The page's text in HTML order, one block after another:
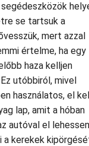
se tartsuk a
mert azzal
értelme, ha egy
haza kelljen
utóbbiról, mivel
használatos, el
lap, amit a hóban
autóval el lehessen
a kerekek